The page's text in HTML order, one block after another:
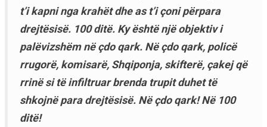
t’i kapni nga krahët dhe as t’i çoni përpara
drejtësisë. 100 ditë. Ky është një objektiv i
palëvizshëm në çdo qark. Në çdo qark, policë
rrugorë, komisarë, Shqiponja, skifterë, çakej që
rrinë si të infiltruar brenda trupit duhet të
shkojnë para drejtësisë. Në çdo qark! Në 100
ditë!